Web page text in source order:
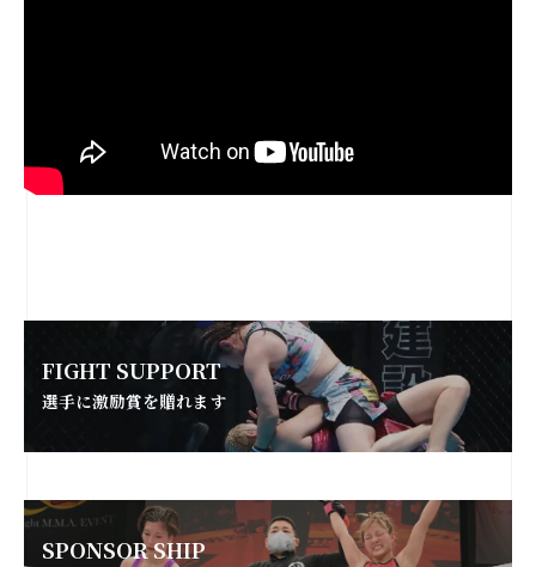
FIGHT SUPPORT
選手に激励賞を贈れます
SPONSOR SHIP